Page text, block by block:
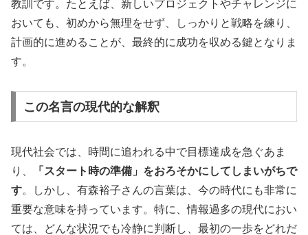
教訓です。たとえば、新しいプロジェクトやチャレンジに
おいても、初めから無理をせず、しっかりと戦略を練り、
計画的に進めることが、最終的に成功を収める鍵となりま
す。
この名言の現代的な解釈
現代社会では、時間に追われる中で目標達成を急ぐあま
り、
「スタート時の準備」をおろそかにしてしまいがちで
す。しかし、有森裕子さんの言葉は、今の時代にも非常に
重要な意味を持っています。特に、情報過多の現代におい
ては、どんな状況でも冷静に判断し、最初の一歩をどれだ